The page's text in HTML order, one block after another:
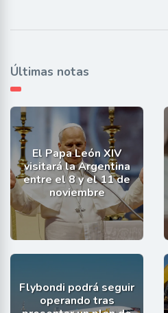
Últimas notas
El Papa León XIV
visitará la Argentina
entre el 8 y el 11 de
noviembre
Flybondi podrá seguir
operando tras